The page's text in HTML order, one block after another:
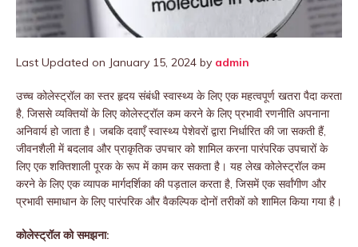
Last Updated on January 15, 2024 by admin
उच्च कोलेस्ट्रॉल का स्तर हृदय संबंधी स्वास्थ्य के लिए एक महत्वपूर्ण खतरा पैदा करता
है, जिससे व्यक्तियों के लिए कोलेस्ट्रॉल कम करने के लिए प्रभावी रणनीति अपनाना
अनिवार्य हो जाता है। जबकि दवाएँ स्वास्थ्य पेशेवरों द्वारा निर्धारित की जा सकती हैं,
जीवनशैली में बदलाव और प्राकृतिक उपचार को शामिल करना पारंपरिक उपचारों के
लिए एक शक्तिशाली पूरक के रूप में काम कर सकता है। यह लेख कोलेस्ट्रॉल कम
करने के लिए एक व्यापक मार्गदर्शिका की पड़ताल करता है, जिसमें एक सर्वांगीण और
प्रभावी समाधान के लिए पारंपरिक और वैकल्पिक दोनों तरीकों को शामिल किया गया है।
कोलेस्ट्रॉल को समझना: